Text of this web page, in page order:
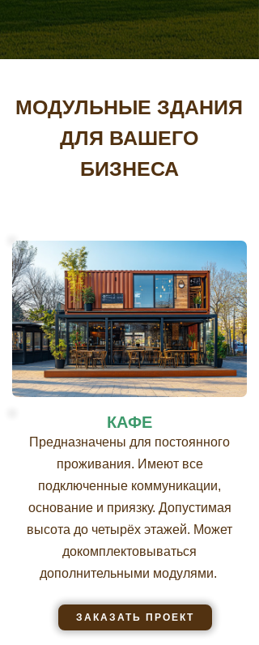
МОДУЛЬНЫЕ ЗДАНИЯ
ДЛЯ ВАШЕГО
БИЗНЕСА
КАФЕ
Предназначены для постоянного
проживания. Имеют все
подключенные коммуникации,
основание и приязку. Допустимая
высота до четырёх этажей. Может
докомплектовываться
дополнительными модулями.
ЗАКАЗАТЬ ПРОЕКТ